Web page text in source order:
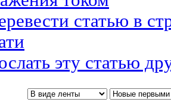
статью в
эту cтатью